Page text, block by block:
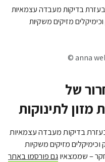
© anna
של
מזון לתינוקות
בדיקות מעבדה עצמאיות
מזיקים משקיות
– שממצאיוגם פורסמו באתר